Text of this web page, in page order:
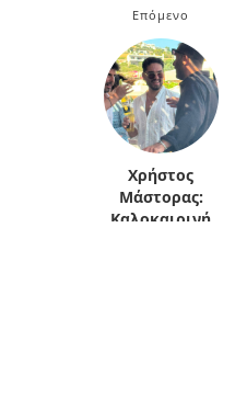
Επόμενο
Χρήστος
Μάστορας:
Καλοκαιρινή